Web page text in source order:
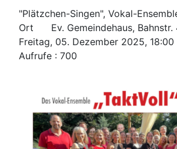
"Plätzchen-Singen", Vokal-
Ort Ev. Gemeindehaus, Bahnstr.
Freitag, 05. Dezember 2025, 18:00
Aufrufe : 700